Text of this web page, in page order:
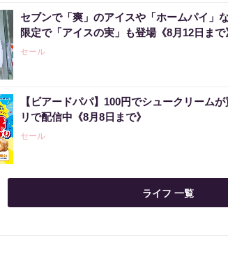
セブンで「爽」のアイスや「ホームパイ」
限定で「アイスの実」も登場《8月12日まで
セール
【ビアードパパ】100円でシュークリーム
リで配信中《8月8日まで》
セール
ライフ 一覧